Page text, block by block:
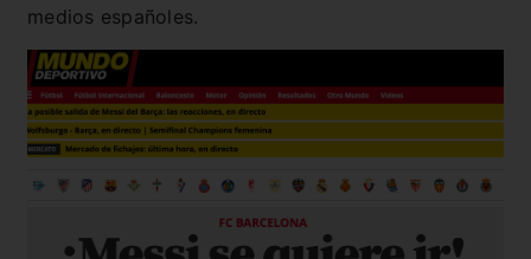
medios españoles.